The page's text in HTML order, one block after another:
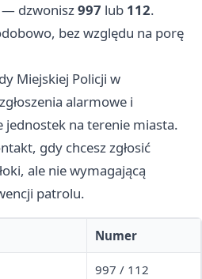
— dzwonisz997 lub 112.
bez względu na porę
Miejskiej Policji w
alarmowe i
na terenie miasta.
gdy chcesz zgłosić
ale nie wymagającą
patrolu.
Numer
997 / 112